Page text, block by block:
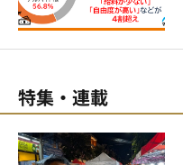
特集・連載